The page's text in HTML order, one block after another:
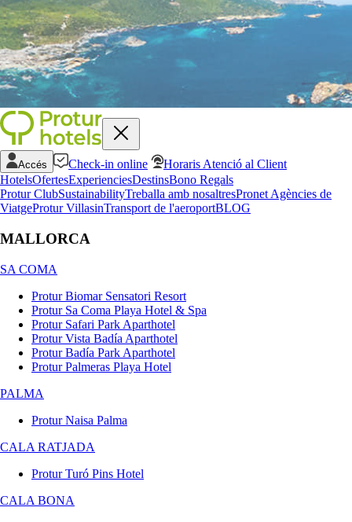
Accés Check-in online
Horaris Atenció al Client
HotelsOfertesExperienciesDestinsBono Regals
Protur ClubSustainabilityTreballa amb nosaltresPronet Agències de
ViatgeProtur VillasinTransport de l'aeroportBLOG
MALLORCA
SA COMA
Protur Biomar Sensatori Resort
Protur Sa Coma Playa Hotel & Spa
Protur Safari Park Aparthotel
Protur Vista Badía Aparthotel
Protur Badía Park Aparthotel
Protur Palmeras Playa Hotel
PALMA
Protur Naisa Palma
CALA RATJADA
Protur Turó Pins Hotel
CALA BONA